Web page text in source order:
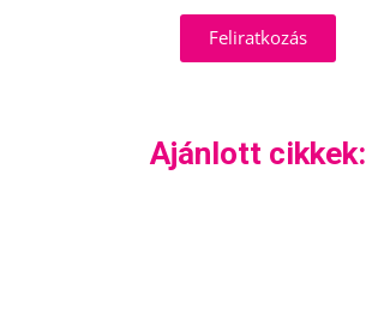
Feliratkozás
Ajánlott cikkek: